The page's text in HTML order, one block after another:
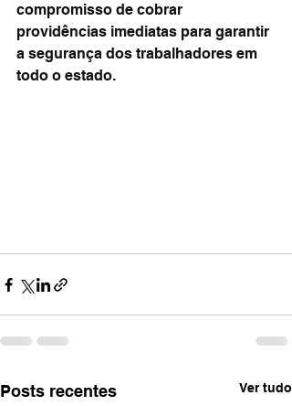
compromisso de cobrar
providências imediatas para garantir
a segurança dos trabalhadores em
todo o estado.
Posts recentes Ver tudo